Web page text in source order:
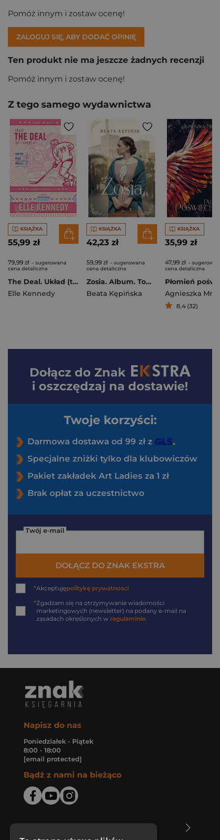
Pomóż innym i zostaw ocenę!
ZALOGUJ SIĘ, ABY DODAĆ OPINIĘ
Ten produkt nie ma jeszcze żadnych recenzji
Pomóż innym i zostaw ocenę!
Z tego samego wydawnictwa
KSIĄŻKA
55,99 zł
79,99 zł - sugerowana
cena detaliczna
The Deal. Układ (twarda, barwione krawędzie)
Elle Kennedy
KSIĄŻKA
42,23 zł
59,99 zł - sugerowana
cena detaliczna
Zosia. Album. Tom 1
Beata Kępińska
KSIĄŻKA
35,99 zł
47,99 zł -
cena detaliczna
Agnieszka Mróz
8,4 (32)
Dołącz do Znak
i oszczędzaj na dostawie!
Twoje korzyści:
Darmowa dostawa od 99 zł z
Specjalne zniżki tylko dla klubowiczów
Pakiet zakładek Art Ladies za 1 zł
Brak opłat za uczestnictwo
Twój e-mail
DOŁĄCZ DO ZNAK EKSTRA
*Akceptujępolitykę prywatności
*Zgadzam się na otrzymywanie wiadomości
marketingowych (newsletter) na podany e-mail na
zasadach określonych w regulaminie
Napisz do nas
Poniedziałek - Piątek
8:00 - 18:00
[email protected]
Bądź z nami na bieżąco